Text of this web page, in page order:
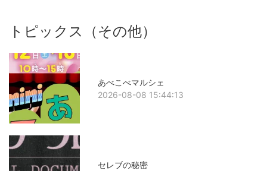
トピックス（その他）
あべこべマルシェ
2026-08-08 15:44:13
セレブの秘密